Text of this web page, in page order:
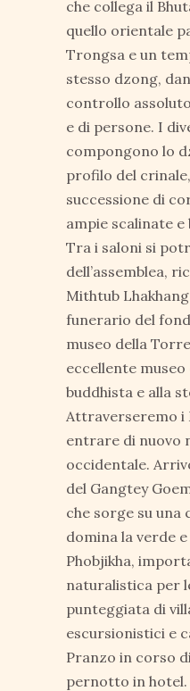
che collega il
quello orientale
Trongsa e un
stesso dzong,
controllo
e di persone. I
compongono lo
profilo del
successione di
ampie scalinate
Tra i saloni si
dell’assemblea,
Mithtub
funerario del
museo della
eccellente
buddhista e alla
Attraverseremo
entrare di nuovo
occidentale.
del Gangtey
che sorge su una
domina la verde
Phobjikha,
naturalistica per
punteggiata di
escursionistici e
Pranzo in corso
pernotto in hotel.